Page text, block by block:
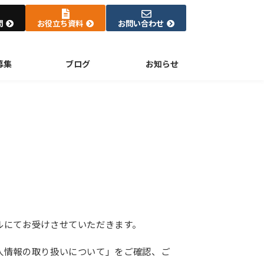
お役立ち資料 お問い合わせ
集 ブログ お知らせ
てお受けさせていただきます。
報の取り扱いについて」をご確認、ご